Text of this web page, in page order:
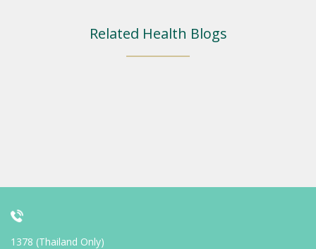
Related Health Blogs
1378 (Thailand Only)